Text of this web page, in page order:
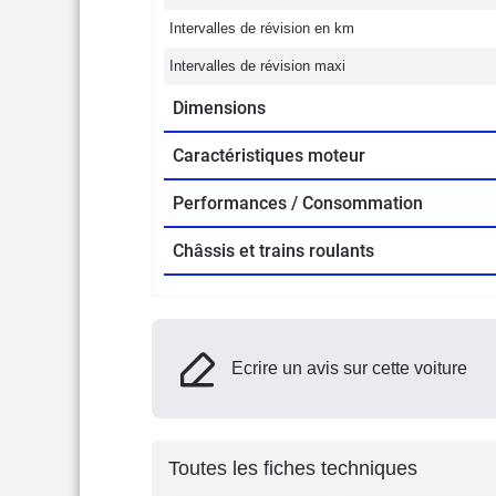
Intervalles de révision en km
Intervalles de révision maxi
Dimensions
Caractéristiques moteur
Performances / Consommation
Châssis et trains roulants
Ecrire un avis sur cette voiture
Toutes les fiches techniques